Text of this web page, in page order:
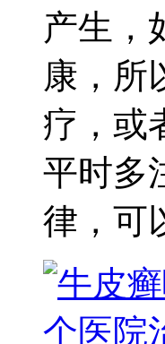
产生，
康，所
疗，或
平时多
律，可